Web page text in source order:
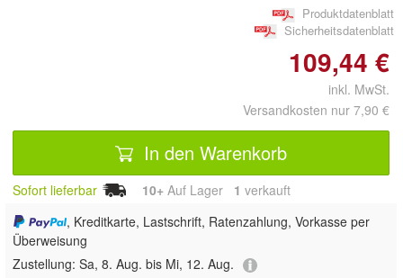
Produktdatenblatt
Sicherheitsdatenblatt
109,44 €
inkl. MwSt.
Versandkosten nur 7,90 €
In den Warenkorb
Sofort lieferbar 10+ Auf Lager 1 verkauft
, Kreditkarte, Lastschrift, Ratenzahlung, Vorkasse per
Überweisung
Zustellung: Sa, 8. Aug. bis Mi, 12. Aug.